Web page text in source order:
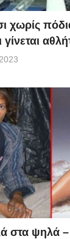
χωρίς
γίνεται
στα ψηλά –